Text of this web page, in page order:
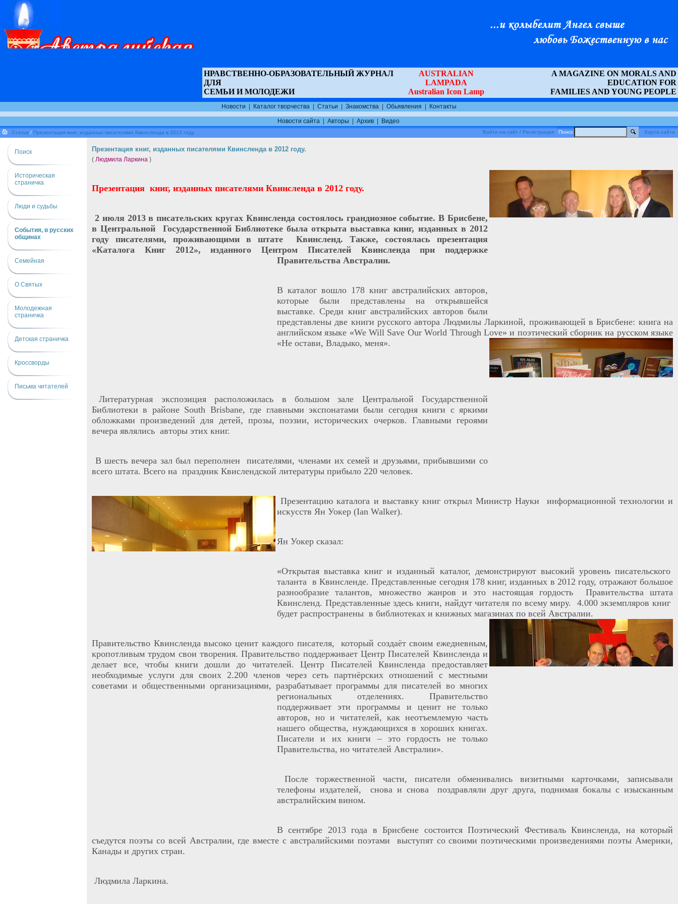
НРАВСТВЕННО-ОБРАЗОВАТЕЛЬНЫЙ ЖУРНАЛ
ДЛЯ
СЕМЬИ И МОЛОДЕЖИ
AUSTRALIAN
LAMPADA
Australian Icon Lamp
A MAGAZINE ON MORALS AND
EDUCATION FOR
FAMILIES AND YOUNG PEOPLE
Новости Каталог творчества Статьи Знакомства Обьявления Контакты
Новости сайта Авторы Архив Видео
Статьи / Презентация книг, изданных писателями Квинсленда в 2012 году. Войти на сайт / Регистрация Поиск Карта сайта
Поиск
Историческая
страничка
Люди и судьбы
События, в русских
общинах
Семейная
О Святых
Молодежная
страничка
Детская страничка
Кроссворды
Письма читателей
Презентация книг, изданных писателями Квинсленда в 2012 году.
( Людмила Ларкина )
Презентация книг, изданных писателями Квинсленда в 2012 году.
2 июля 2013 в писательских кругах Квинсленда состоялось грандиозное событие. В Брисбене,
в Центральной Государственной Библиотеке была открыта выставка книг, изданных в 2012
году писателями, проживающими в штате Квинсленд. Также, состоялась презентация
«Каталога Книг 2012», изданного Центром Писателей Квинсленда при поддержке
Правительства Австралии.
В каталог вошло 178 книг австралийских авторов,
которые были представлены на открывшейся
выставке. Среди книг австралийских авторов были
представлены две книги русского автора Людмилы Ларкиной, проживающей в Брисбене: книга на
английском языке «We Will Save Our World Through Love» и поэтический сборник на русском языке
«Не остави, Владыко, меня».
Литературная экспозиция расположилась в большом зале Центральной Государственной
Библиотеки в районе South Brisbane, где главными экспонатами были сегодня книги с яркими
обложками произведений для детей, прозы, поэзии, исторических очерков. Главными героями
вечера являлись авторы этих книг.
В шесть вечера зал был переполнен писателями, членами их семей и друзьями, прибывшими со
всего штата. Всего на праздник Квислендской литературы прибыло 220 человек.
Презентацию каталога и выставку книг открыл Министр Науки информационной технологии и
искусств Ян Уокер (Ian Walker).
Ян Уокер сказал:
«Открытая выставка книг и изданный каталог, демонстрируют высокий уровень писательского
таланта в Квинсленде. Представленные сегодня 178 книг, изданных в 2012 году, отражают большое
разнообразие талантов, множество жанров и это настоящая гордость Правительства штата
Квинсленд. Представленные здесь книги, найдут читателя по всему миру. 4.000 экземпляров книг
будет распространены в библиотеках и книжных магазинах по всей Австралии.
Правительство Квинсленда высоко ценит каждого писателя, который создаёт своим ежедневным,
кропотливым трудом свои творения. Правительство поддерживает Центр Писателей Квинсленда и
делает все, чтобы книги дошли до читателей. Центр Писателей Квинсленда предоставляет
необходимые услуги для своих 2.200 членов через сеть партнёрских отношений с местными
советами и общественными организациями, разрабатывает программы для писателей во многих
региональных отделениях. Правительство
поддерживает эти программы и ценит не только
авторов, но и читателей, как неотъемлемую часть
нашего общества, нуждающихся в хороших книгах.
Писатели и их книги – это гордость не только
Правительства, но читателей Австралии».
После торжественной части, писатели обменивались визитными карточками, записывали
телефоны издателей, снова и снова поздравляли друг друга, поднимая бокалы с изысканным
австралийским вином.
В сентябре 2013 года в Брисбене состоится Поэтический Фестиваль Квинсленда, на который
съедутся поэты со всей Австралии, где вместе с австралийскими поэтами выступят со своими поэтическими произведениями поэты Америки,
Канады и других стран.
Людмила Ларкина.